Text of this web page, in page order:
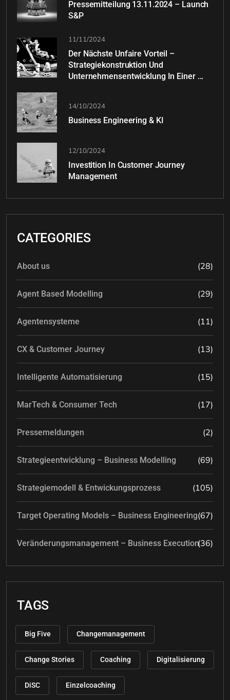
Pressemitteilung 13.11.2024 – Launch
S&P
11/11/2024
Der Nächste Unfaire Vorteil –
Strategiekonstruktion Und
Unternehmensentwicklung In Einer ...
14/10/2024
Business Engineering & KI
12/10/2024
Investition In Customer Journey
Management
CATEGORIES
About us (28)
Agent Based Modelling (29)
Agentensysteme (11)
CX & Customer Journey (13)
Intelligente Automatisierung (15)
MarTech & Consumer Tech (17)
Pressemeldungen (2)
Strategieentwicklung – Business Modelling (69)
Strategiemodell & Entwickungsprozess (105)
Target Operating Models – Business Engineering(67)
Veränderungsmanagement – Business Execution(36)
TAGS
Big Five Changemanagement
Change Stories Coaching Digitalisierung
DiSC Einzelcoaching